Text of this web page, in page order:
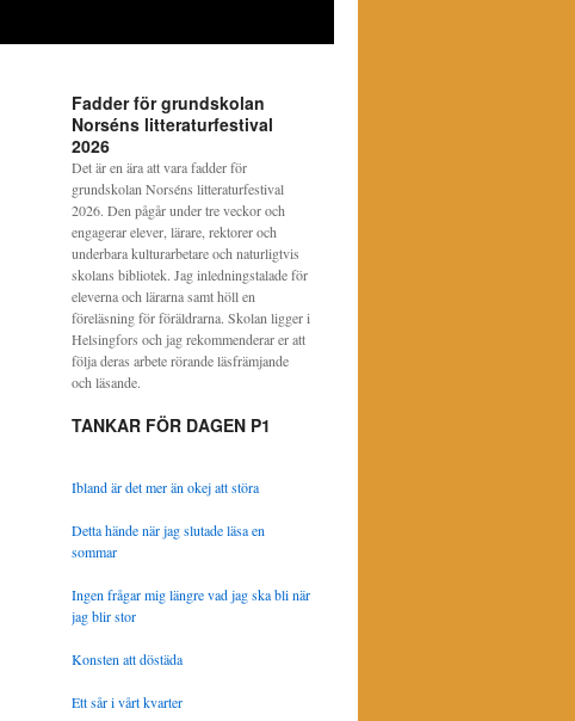
Fadder för grundskolan
Norséns litteraturfestival
2026
Det är en ära att vara fadder för
grundskolan Norséns litteraturfestival
2026. Den pågår under tre veckor och
engagerar elever, lärare, rektorer och
underbara kulturarbetare och naturligtvis
skolans bibliotek. Jag inledningstalade för
eleverna och lärarna samt höll en
föreläsning för föräldrarna. Skolan ligger i
Helsingfors och jag rekommenderar er att
följa deras arbete rörande läsfrämjande
och läsande.
TANKAR FÖR DAGEN P1
Ibland är det mer än okej att störa
Detta hände när jag slutade läsa en
sommar
Ingen frågar mig längre vad jag ska bli när
jag blir stor
Konsten att döstäda
Ett sår i vårt kvarter